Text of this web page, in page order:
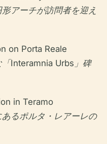
アーチが訪問者を迎え
Interamnia Urbs」碑
るポルタ・レアーレの